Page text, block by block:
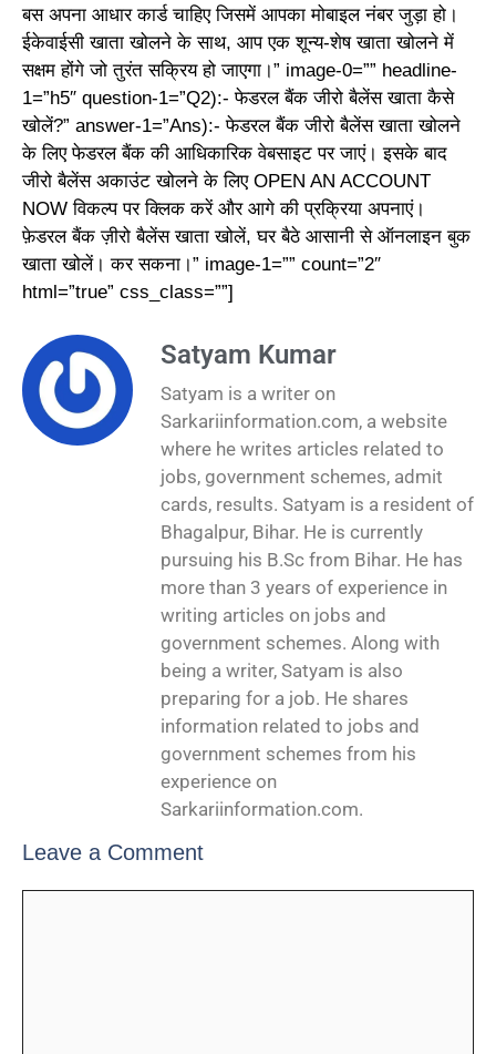
बस अपना आधार कार्ड चाहिए जिसमें आपका मोबाइल नंबर जुड़ा हो।
ईकेवाईसी खाता खोलने के साथ, आप एक शून्य-शेष खाता खोलने में
सक्षम होंगे जो तुरंत सक्रिय हो जाएगा।” image-0=”” headline-
1=”h5″ question-1=”Q2):- फेडरल बैंक जीरो बैलेंस खाता कैसे
खोलें?” answer-1=”Ans):- फेडरल बैंक जीरो बैलेंस खाता खोलने
के लिए फेडरल बैंक की आधिकारिक वेबसाइट पर जाएं। इसके बाद
जीरो बैलेंस अकाउंट खोलने के लिए OPEN AN ACCOUNT
NOW विकल्प पर क्लिक करें और आगे की प्रक्रिया अपनाएं।
फ़ेडरल बैंक ज़ीरो बैलेंस खाता खोलें, घर बैठे आसानी से ऑनलाइन बुक
खाता खोलें। कर सकना।” image-1=”” count=”2″
html=”true” css_class=””]
Satyam Kumar
Satyam is a writer on
Sarkariinformation.com, a website
where he writes articles related to
jobs, government schemes, admit
cards, results. Satyam is a resident of
Bhagalpur, Bihar. He is currently
pursuing his B.Sc from Bihar. He has
more than 3 years of experience in
writing articles on jobs and
government schemes. Along with
being a writer, Satyam is also
preparing for a job. He shares
information related to jobs and
government schemes from his
experience on
Sarkariinformation.com.
Leave a Comment